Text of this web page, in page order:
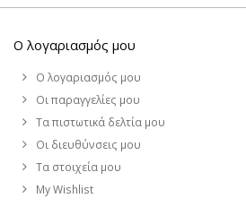
Ο λογαριασμός μου
Ο λογαριασμός μου
Οι παραγγελίες μου
Τα πιστωτικά δελτία μου
Οι διευθύνσεις μου
Τα στοιχεία μου
My Wishlist